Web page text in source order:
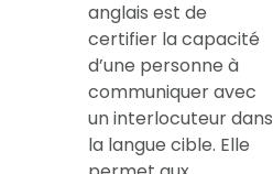
anglais est de
certifier la capacité
d’une personne à
communiquer avec
un interlocuteur dans
la langue cible. Elle